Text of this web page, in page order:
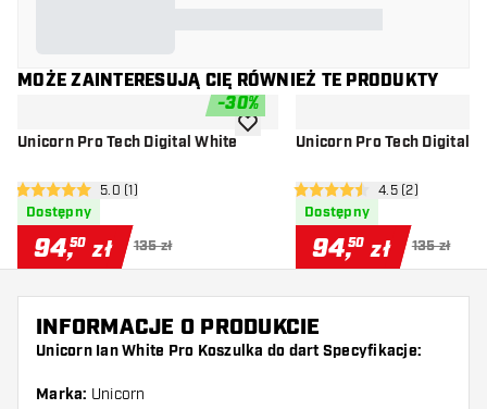
MOŻE ZAINTERESUJĄ CIĘ RÓWNIEŻ TE PRODUKTY
-30%
Unicorn Pro Tech Digital White
otwórz panel recenzji
5 gwiazdki oceny
5.0 (1)
Dostępny
94,50 zł 135 zł
dodaj do listy życzeń
Unicorn Pro Tech Digital
otwórz panel
4.5 gwiazdki oceny
4.5 (2)
Dostępny
94,50 zł 135 zł
INFORMACJE O PRODUKCIE
Unicorn Ian White Pro Koszulka do dart Specyfikacje:
Marka: Unicorn